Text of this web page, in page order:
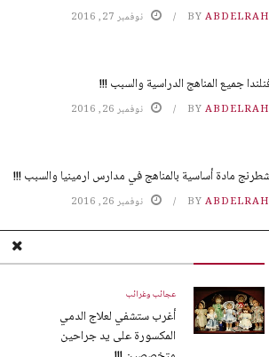
عجائب وغرائب
أغرب ستشفي لعلاج الدمي
المكسورة على يد جراحين
BY نوفمبر 27, 2016
جميع المناهج الدراسية والسبب !!!
BY نوفمبر 26, 2016
مادة أساسية بالمناهج في مدارس ارمينيا والسبب !!!
BY نوفمبر 26, 2016
بزراعة محاصيله بدون تربة !!!
BY نوفمبر 25, 2016